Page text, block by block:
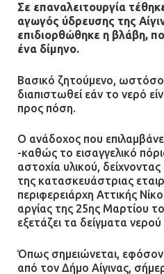
Σε επαναλειτουργία
αγωγός ύδρευσης της
επιδιορθώθηκε η βλάβη,
ένα δίμηνο.
Βασικό ζητούμενο,
διαπιστωθεί εάν το νερό
προς πόση.
Ο ανάδοχος που
-καθώς το εισαγγελικό
αστοχία υλικού,
της κατασκευάστριας
περιφερειάρχη Αττικής
αργίας της 25ης Μαρτίου
εξετάζει τα δείγματα
Όπως σημειώνεται, εφόσον
από τον Δήμο Αίγινας,